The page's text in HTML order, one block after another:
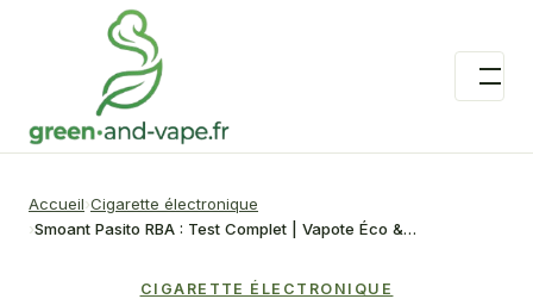
Accueil Cigarette électronique
Smoant Pasito RBA : Test Complet | Vapote Éco &…
CIGARETTE ÉLECTRONIQUE